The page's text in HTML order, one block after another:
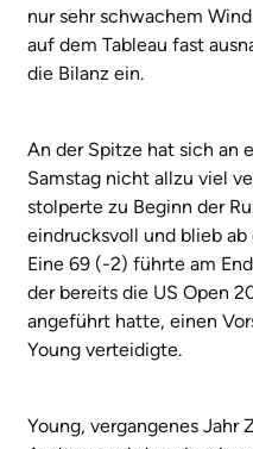
nur sehr schwachem
auf dem Tableau fast
die Bilanz ein.
An der Spitze hat sich an
Samstag nicht allzu viel
stolperte zu Beginn der
eindrucksvoll und blieb
Eine 69 (-2) führte am
der bereits die US Open
angeführt hatte, einen
Young verteidigte.
Young, vergangenes Jahr